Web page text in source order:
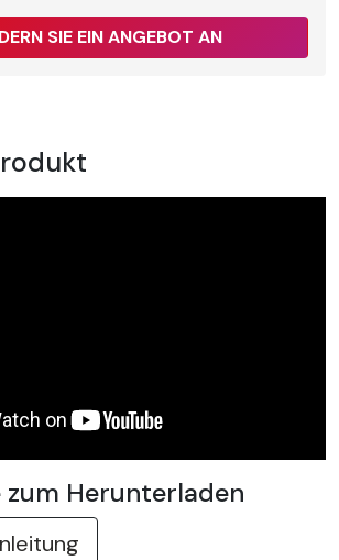
SIE EIN ANGEBOT AN
zum Herunterladen